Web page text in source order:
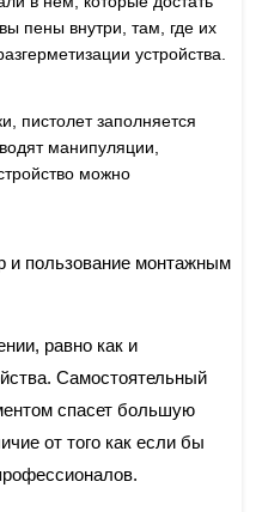
пены внутри, там, где их
устройства.
пистолет заполняется
манипуляции,
можно
и пользование монтажным
равно как и
Самостоятельный
спасет большую
от того как если бы